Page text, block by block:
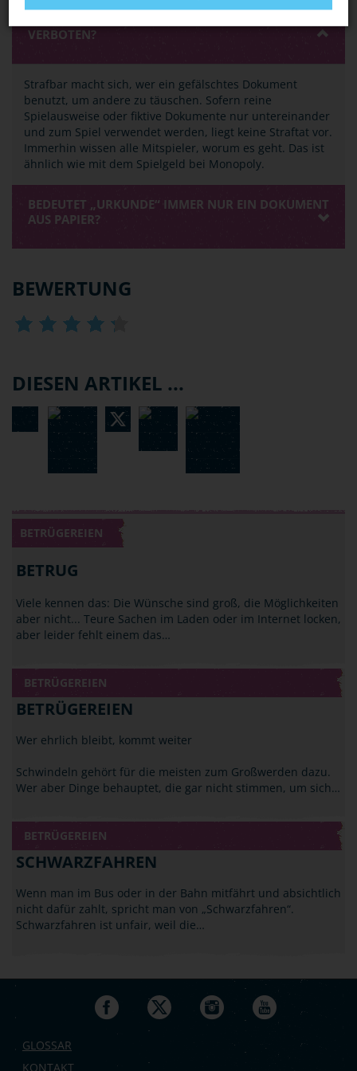
BASTELN MEINE FREUNDE UND ICH UNS GERN
VERBOTEN?
Strafbar macht sich, wer ein gefälschtes Dokument
benutzt, um andere zu täuschen. Sofern reine
Spielausweise oder fiktive Dokumente nur untereinander
und zum Spiel verwendet werden, liegt keine Straftat vor.
Immerhin wissen alle Mitspieler, worum es geht. Das ist
ähnlich wie mit dem Spielgeld bei Monopoly.
BEDEUTET „URKUNDE“ IMMER NUR EIN DOKUMENT
AUS PAPIER?
BEWERTUNG
DIESEN ARTIKEL ...
BETRÜGEREIEN
BETRUG
Viele kennen das: Die Wünsche sind groß, die Möglichkeiten
aber nicht... Teure Sachen im Laden oder im Internet locken,
aber leider fehlt einem das…
BETRÜGEREIEN
BETRÜGEREIEN
Wer ehrlich bleibt, kommt weiter
Schwindeln gehört für die meisten zum Großwerden dazu.
Wer aber Dinge behauptet, die gar nicht stimmen, um sich…
BETRÜGEREIEN
SCHWARZFAHREN
Wenn man im Bus oder in der Bahn mitfährt und absichtlich
nicht dafür zahlt, spricht man von „Schwarzfahren“.
Schwarzfahren ist unfair, weil die…
GLOSSAR
KONTAKT